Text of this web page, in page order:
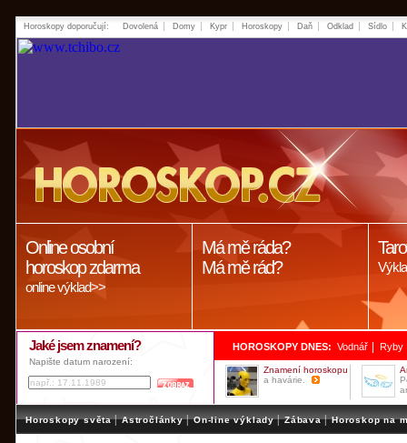
Horoskopy doporučují: Dovolená Domy Kypr Horoskopy Daň Odklad Sídlo
Online osobní
horoskop zdarma
online výklad>>
Má mě ráda?
Má mě rád?
Jaké jsem znamení?
Napište datum narození:
HOROSKOPY DNES: Vodnář Ryby
Znamení horoskopu
a havárie.
Horoskopy světa | Astročlánky | On-line výklady | Zábava | Horoskop na